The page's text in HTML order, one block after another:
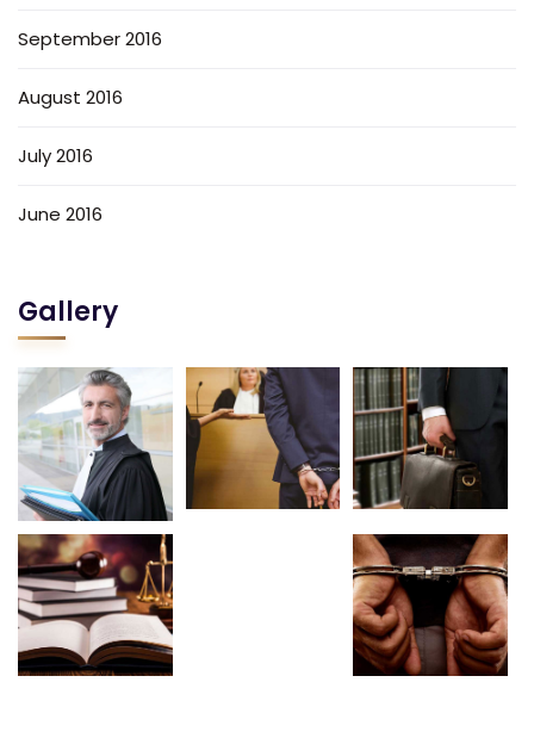
September 2016
August 2016
July 2016
June 2016
Gallery